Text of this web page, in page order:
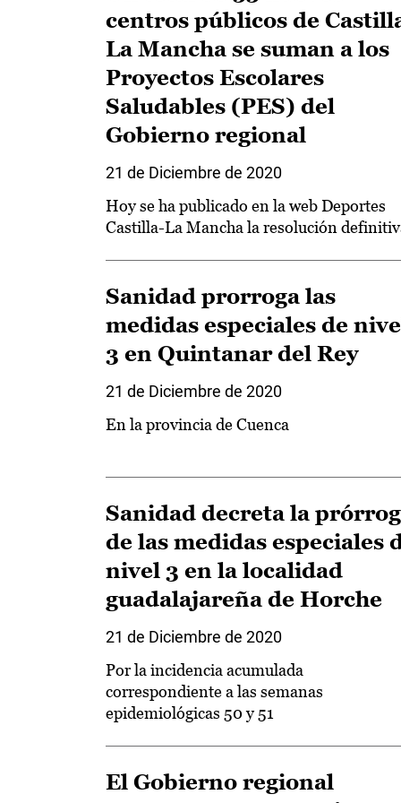
centros públicos de
La Mancha se suman a los
Proyectos Escolares
Saludables (PES) del
Gobierno regional
21 de Diciembre de 2020
Hoy se ha publicado en la web Deportes
Castilla-La Mancha la resolución
Sanidad prorroga las
medidas especiales de
3 en Quintanar del Rey
21 de Diciembre de 2020
En la provincia de Cuenca
Sanidad decreta la
de las medidas especiales
nivel 3 en la localidad
guadalajareña de Horche
21 de Diciembre de 2020
Por la incidencia acumulada
correspondiente a las semanas
epidemiológicas 50 y 51
El Gobierno regional